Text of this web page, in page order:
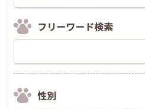
フリーワード検索
性別